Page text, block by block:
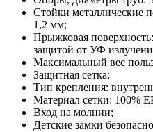
Стойки металлические
1,2 мм;
Прыжковая
защитой от УФ
Максимальный вес
Защитная сетка:
Тип крепления:
Материал сетки: 100%
Вход на молнии;
Детские замки